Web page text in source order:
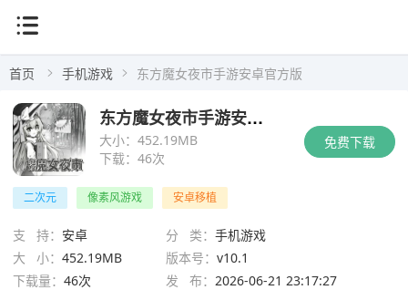
首页 手机游戏 东方魔女夜市手游安卓官方版
免费下载
大小： 452.19MB
下载： 46次
东方魔女夜市手游安卓官方版
二次元 像素风游戏 安卓移植
支 持： 安卓 分 类： 手机游戏
大 小： 452.19MB 版本号： v10.1
下载量： 46次 发 布： 2026-06-21 23:17:27